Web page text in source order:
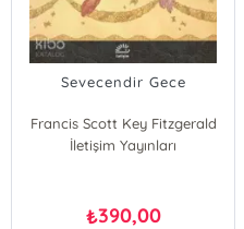
Sevecendir Gece
Francis Scott Key Fitzgerald
İletişim Yayınları
₺390,00